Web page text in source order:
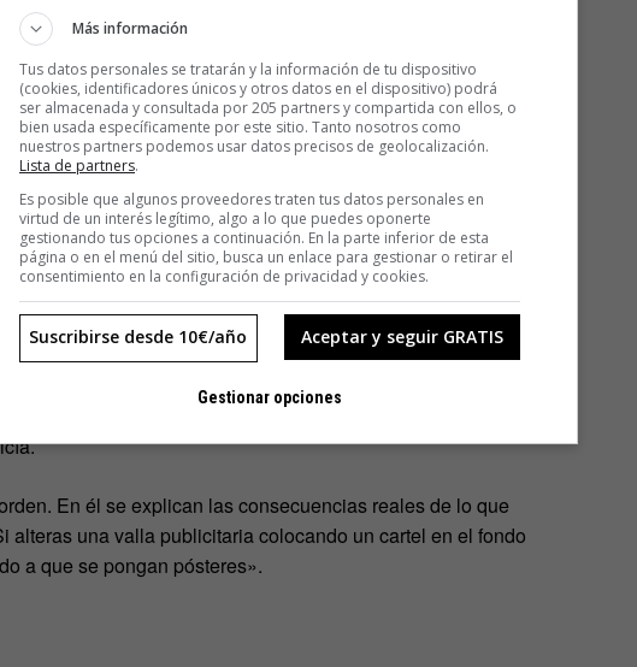
Shits, solo cabe la resistencia. En el libro se
campañas publicitarias que están presentes en las calles.
destrozando las marquesinas. El reto para muchos de
por otro que conciencie de lo pernicioso de la
público común.
cómo son las llaves que utilizan los operarios de esas
sustituyen los carteles unos por otros. Hasta se
Cuanta más apariencia de normalidad haya en la
En él se explican las consecuencias reales de lo que
alteras una valla publicitaria colocando un cartel en el fondo
a que se pongan pósteres».
Más información
Tus datos personales se tratarán y la información de tu dispositivo
(cookies, identificadores únicos y otros datos en el dispositivo) podrá
ser almacenada y consultada por 205 partners y compartida con ellos, o
bien usada específicamente por este sitio. Tanto nosotros como
nuestros partners podemos usar datos precisos de geolocalización.
Lista de partners.
Es posible que algunos proveedores traten tus datos personales en
virtud de un interés legítimo, algo a lo que puedes oponerte
gestionando tus opciones a continuación. En la parte inferior de esta
página o en el menú del sitio, busca un enlace para gestionar o retirar el
consentimiento en la configuración de privacidad y cookies.
Aceptar y seguir GRATIS
Suscribirse desde 10€/año
Gestionar opciones